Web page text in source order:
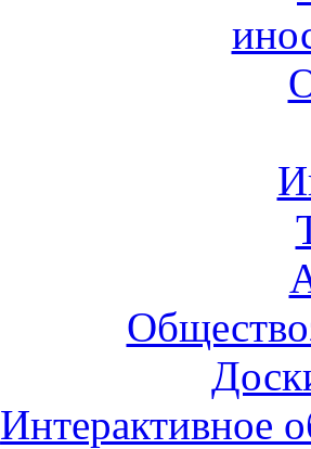
Интерактивное